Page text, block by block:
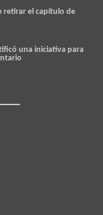
retirar el capítulo de
una iniciativa para